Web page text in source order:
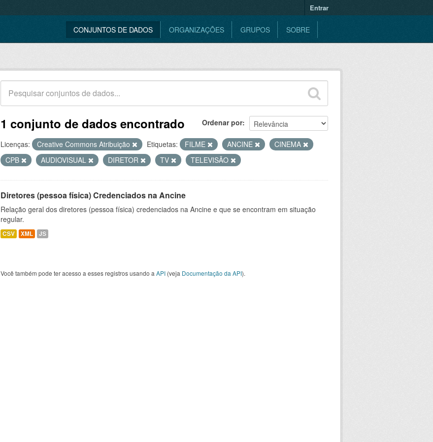
Entrar
CONJUNTOS DE DADOS ORGANIZAÇÕES GRUPOS SOBRE
Ordenar por
1 conjunto de dados encontrado
Licenças: Creative Commons Atribuição Etiquetas: FILME ANCINE
CINEMA
CPB
AUDIOVISUAL DIRETOR TV TELEVISÃO
Diretores (pessoa física) Credenciados na Ancine
Relação geral dos diretores (pessoa física) credenciados na Ancine e que se encontram em situação
regular.
CSV XML JS
Você também pode ter acesso a esses registros usando a API (veja Documentação da API).